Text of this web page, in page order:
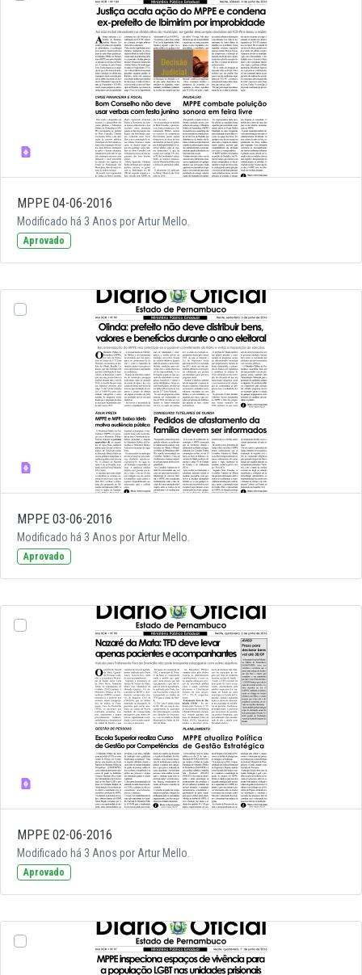
MPPE 04-06-2016
Modificado há 3 Anos por Artur Mello.
Aprovado
MPPE 03-06-2016
Modificado há 3 Anos por Artur Mello.
Aprovado
MPPE 02-06-2016
Modificado há 3 Anos por Artur Mello.
Aprovado